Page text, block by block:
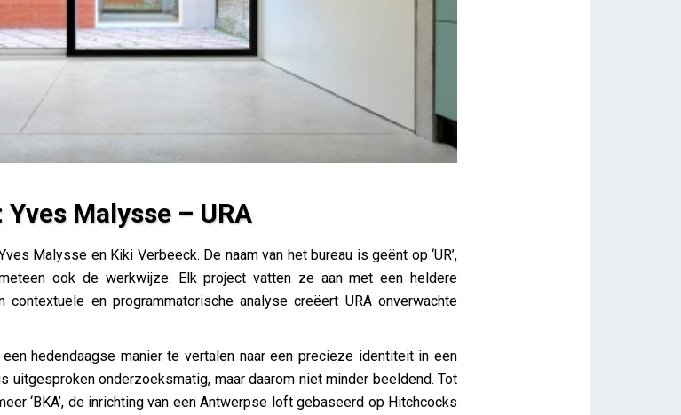
Yves Malysse – URA
Malysse en Kiki Verbeeck. De naam van het bureau is geënt op ‘UR’,
ook de werkwijze. Elk project vatten ze aan met een heldere
en programmatorische analyse creëert URA onverwachte
hedendaagse manier te vertalen naar een precieze identiteit in een
uitgesproken onderzoeksmatig, maar daarom niet minder beeldend. Tot
‘BKA’, de inrichting van een Antwerpse loft gebaseerd op Hitchcocks